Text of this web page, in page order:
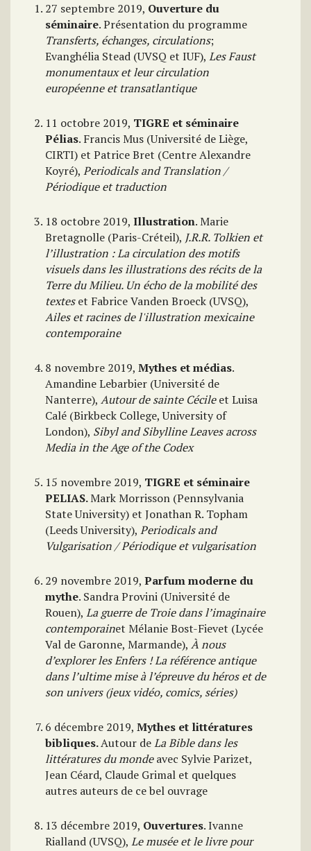
27 septembre 2019, Ouverture du
séminaire. Présentation du programme
Transferts, échanges, circulations;
Evanghélia Stead (UVSQ et IUF), Les Faust
monumentaux et leur circulation
européenne et transatlantique
11 octobre 2019, TIGRE et séminaire
Pélias. Francis Mus (Université de Liège,
CIRTI) et Patrice Bret (Centre Alexandre
Koyré), Periodicals and Translation /
Périodique et traduction
18 octobre 2019, Illustration. Marie
Bretagnolle (Paris-Créteil), J.R.R. Tolkien et
l’illustration : La circulation des motifs
visuels dans les illustrations des récits de la
Terre du Milieu. Un écho de la mobilité des
texteset Fabrice Vanden Broeck (UVSQ),
Ailes et racines de l'illustration mexicaine
contemporaine
8 novembre 2019, Mythes et médias.
Amandine Lebarbier (Université de
Nanterre), Autour de sainte Cécileet Luisa
Calé (Birkbeck College, University of
London), Sibyl and Sibylline Leaves across
Media in the Age of the Codex
15 novembre 2019, TIGRE et séminaire
PELIAS.Mark Morrisson (Pennsylvania
State University) et Jonathan R. Topham
(Leeds University), Periodicals and
Vulgarisation / Périodique et vulgarisation
29 novembre 2019, Parfum moderne du
mythe. Sandra Provini (Université de
Rouen), La guerre de Troie dans l’imaginaire
contemporainet Mélanie Bost-Fievet (Lycée
Val de Garonne, Marmande), À nous
d’explorer les Enfers ! La référence antique
dans l’ultime mise à l’épreuve du héros et de
son univers (jeux vidéo, comics, séries)
6 décembre 2019, Mythes et littératures
bibliques.Autour deLa Bible dans les
littératures du mondeavec Sylvie Parizet,
Jean Céard, Claude Grimal et quelques
autres auteurs de ce bel ouvrage
13 décembre 2019, Ouvertures. Ivanne
Rialland (UVSQ), Le musée et le livre pour